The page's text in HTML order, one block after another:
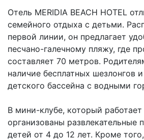
Отель MERIDIA BEACH HOTEL
семейного отдыха с детьми.
первой линии, он предлагает
песчано-галечному пляжу, где
составляет 70 метров.
наличие бесплатных шезлонгов
детского бассейна с водными
В мини-клубе, который работает
организованы развлекательные
детей от 4 до 12 лет. Кроме